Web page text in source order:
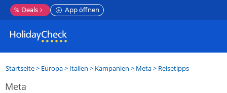
% Deals App öffnen
Startseite> Europa> Italien > Kampanien > Meta> Reisetipps
Meta